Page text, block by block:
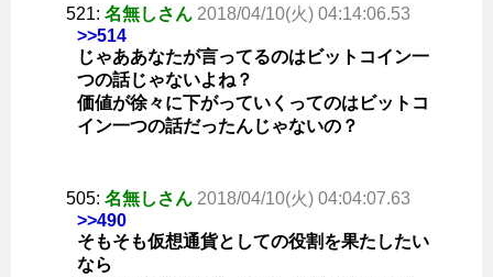
521: 名無しさん 2018/04/10(火) 04:14:06.53
>>514
じゃああなたが言ってるのはビットコイン一
つの話じゃないよね？
価値が徐々に下がっていくってのはビットコ
イン一つの話だったんじゃないの？
505: 名無しさん 2018/04/10(火) 04:04:07.63
>>490
そもそも仮想通貨としての役割を果たしたい
なら